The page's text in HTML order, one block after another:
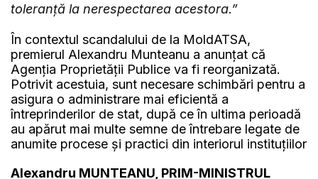
toleranță la nerespectarea acestora.”
În contextul scandalului de la MoldATSA,
premierul Alexandru Munteanu a anunțat că
Agenția Proprietății Publice va fi reorganizată.
Potrivit acestuia, sunt necesare schimbări pentru a
asigura o administrare mai eficientă a
întreprinderilor de stat, după ce în ultima perioadă
au apărut mai multe semne de întrebare legate de
anumite procese și practici din interiorul instituțiilor
Alexandru MUNTEANU, PRIM-MINISTRUL